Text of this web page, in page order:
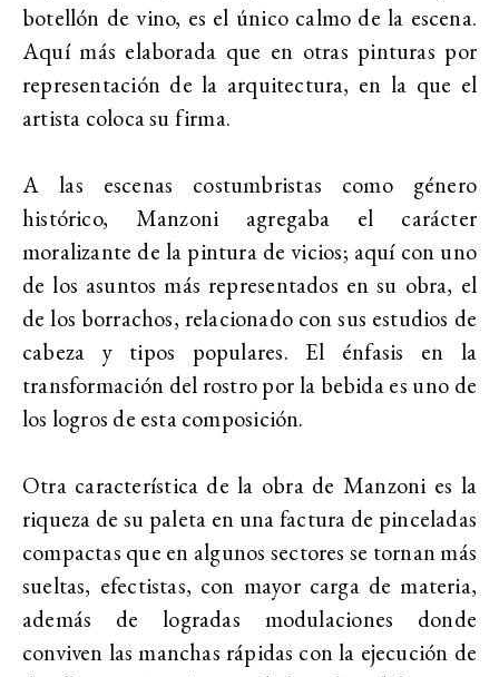
botellón de vino, es el único calmo de la escena.
Aquí más elaborada que en otras pinturas por
representación de la arquitectura, en la que el
artista coloca su firma.
A las escenas costumbristas como género
histórico, Manzoni agregaba el carácter
moralizante de la pintura de vicios; aquí con uno
de los asuntos más representados en su obra, el
de los borrachos, relacionado con sus estudios de
cabeza y tipos populares. El énfasis en la
transformación del rostro por la bebida es uno de
los logros de esta composición.
Otra característica de la obra de Manzoni es la
riqueza de su paleta en una factura de pinceladas
compactas que en algunos sectores se tornan más
sueltas, efectistas, con mayor carga de materia,
además de logradas modulaciones donde
conviven las manchas rápidas con la ejecución de